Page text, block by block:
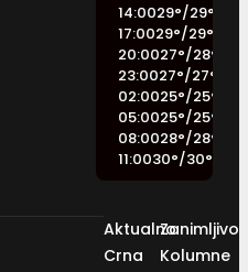
14:0029°/29°
17:0029°/29°
20:0027°/28°
23:0027°/27°
02:0025°/25°
05:0025°/25°
08:0028°/28°
11:0030°/30°
Aktualno
Crna
Kolumne